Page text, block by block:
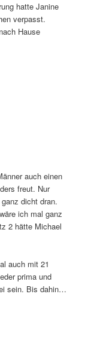
hatte Janine
verpasst.
Hause
auch einen
freut. Nur
dicht dran.
ich mal ganz
2 hätte Michael
auch mit 21
prima und
sein. Bis dahin…